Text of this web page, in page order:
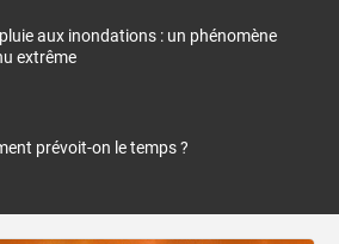
aux inondations : un phénomène
extrême
prévoit-on le temps ?